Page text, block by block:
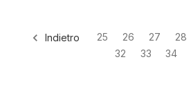
Indietro 25 26 27 28
32
33 34